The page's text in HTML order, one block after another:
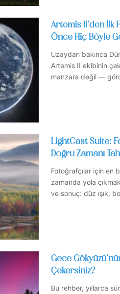
Artemis II’den İlk
Önce Hiç Böyle
Uzaydan bakınca
Artemis II ekibinin
manzara değil —
LightCast Suite:
Doğru Zamanı
Fotoğrafçılar için en
zamanda yola
ve sonuç: düz ışık,
Gece
Çekersiniz?
Bu rehber, yıllarca